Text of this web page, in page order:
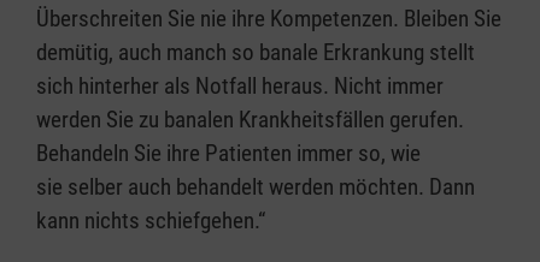
Überschreiten Sie nie ihre Kompetenzen. Bleiben Sie
demütig, auch manch so banale Erkrankung stellt
sich hinterher als Notfall heraus. Nicht immer
werden Sie zu banalen Krankheitsfällen gerufen.
Behandeln Sie ihre Patienten immer so, wie
sie selber auch behandelt werden möchten. Dann
kann nichts schiefgehen.“